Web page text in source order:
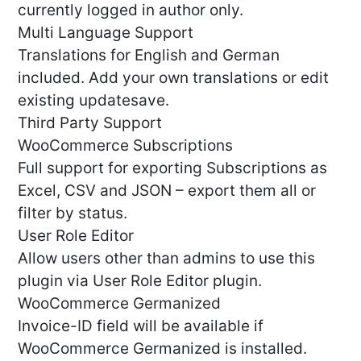
currently logged in author only.
Multi Language Support
Translations for English and German
included. Add your own translations or edit
existing updatesave.
Third Party Support
WooCommerce Subscriptions
Full support for exporting Subscriptions as
Excel, CSV and JSON – export them all or
filter by status.
User Role Editor
Allow users other than admins to use this
plugin via User Role Editor plugin.
WooCommerce Germanized
Invoice-ID field will be available if
WooCommerce Germanized is installed.